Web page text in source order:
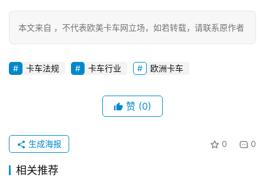
资
专
题
注册
本文来自 ，不代表欧美卡车网立场，如若转载，请联系原作者
卡车法规 卡车行业 欧洲卡车
赞 (0)
0 0
生成海报
相关推荐